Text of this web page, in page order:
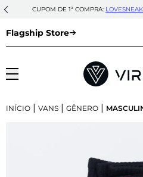
CUPOM DE 1ª COMPRA:
Flagship Store
INÍCIO | VANS | GÊNERO |